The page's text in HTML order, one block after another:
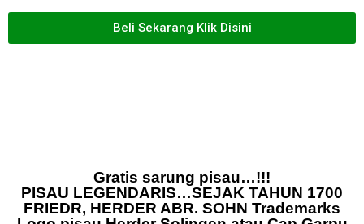
Beli Sekarang Klik Disini
Gratis sarung pisau…!!!
PISAU LEGENDARIS…SEJAK TAHUN 1700
FRIEDR, HERDER ABR. SOHN Trademarks